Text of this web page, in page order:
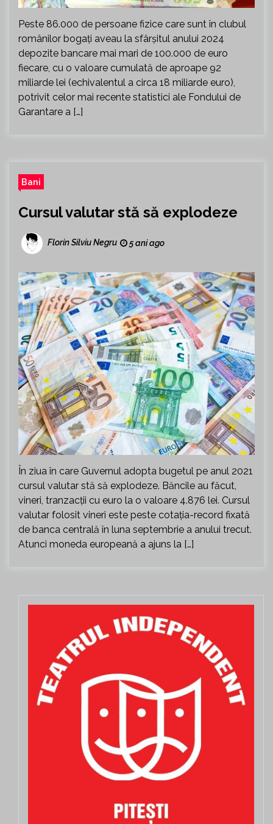
Peste 86.000 de persoane fizice care sunt în clubul
românilor bogaţi aveau la sfârşitul anului 2024
depozite bancare mai mari de 100.000 de euro
fiecare, cu o valoare cumulată de aproape 92
miliarde lei (echivalentul a circa 18 miliarde euro),
potrivit celor mai recente statistici ale Fondului de
Garantare a […]
Bani
Cursul valutar stă să explodeze
Florin Silviu Negru 5 ani ago
În ziua în care Guvernul adopta bugetul pe anul 2021
cursul valutar stă să explodeze. Băncile au făcut,
vineri, tranzacții cu euro la o valoare 4.876 lei. Cursul
valutar folosit vineri este peste cotația-record fixată
de banca centrală în luna septembrie a anului trecut.
Atunci moneda europeană a ajuns la […]